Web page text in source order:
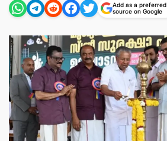
Add as a preferred
source on Google